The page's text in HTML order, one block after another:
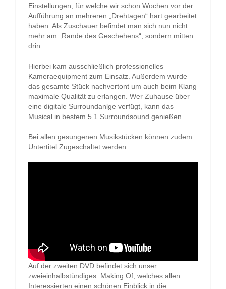
Einstellungen, für welche wir schon Wochen vor der
Aufführung an mehreren „Drehtagen“ hart gearbeitet
haben. Als Zuschauer befindet man sich nun nicht
mehr am „Rande des Geschehens“, sondern mitten
drin.
Hierbei kam ausschließlich professionelles
Kameraequipment zum Einsatz. Außerdem wurde
das gesamte Stück nachvertont um auch beim Klang
maximale Qualität zu erlangen. Wer Zuhause über
eine digitale Surroundanlge verfügt, kann das
Musical in bestem 5.1 Surroundsound genießen.
Bei allen gesungenen Musikstücken können zudem
Untertitel Zugeschaltet werden.
Auf der zweiten DVD befindet sich unser
zweieinhalbstündiges Making Of, welches allen
Interessierten einen schönen Einblick in die